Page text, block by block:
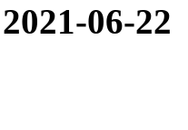
2021-06-22